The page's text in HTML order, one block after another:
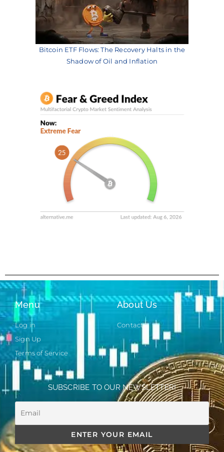
Bitcoin ETF Flows: The Recovery Halts in the
Shadow of Oil and Inflation
Menu
Log in
Sign Up
Terms of Service
About Us
Contact
SUBSCRIBE TO OUR NEWSLETTER!